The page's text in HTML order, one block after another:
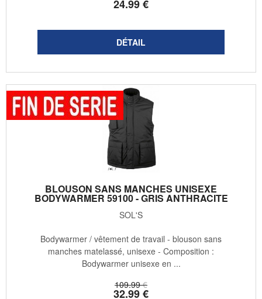
24.99€
BLOUSON SANS MANCHES UNISEXE
BODYWARMER 59100 - GRIS ANTHRACITE
SOL'S
109.99 €
32.99€
Bodywarmer / vêtement de travail - blouson sans
manches matelassé, unisexe - Composition :
Bodywarmer unisexe en ...